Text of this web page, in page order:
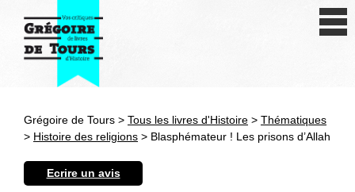
Antiquité
Grégoire de Tours > Tous les livres d'Histoire > Thématiques
> Histoire des religions > Blasphémateur ! Les prisons d’Allah
Ecrire un avis